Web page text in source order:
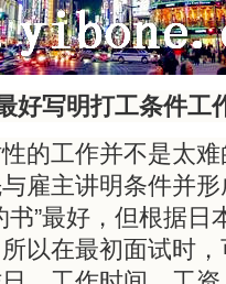
写明打工条件工
工作并不是太难
雇主讲明条件并
书”最好，但根据日
以在最初面试时，